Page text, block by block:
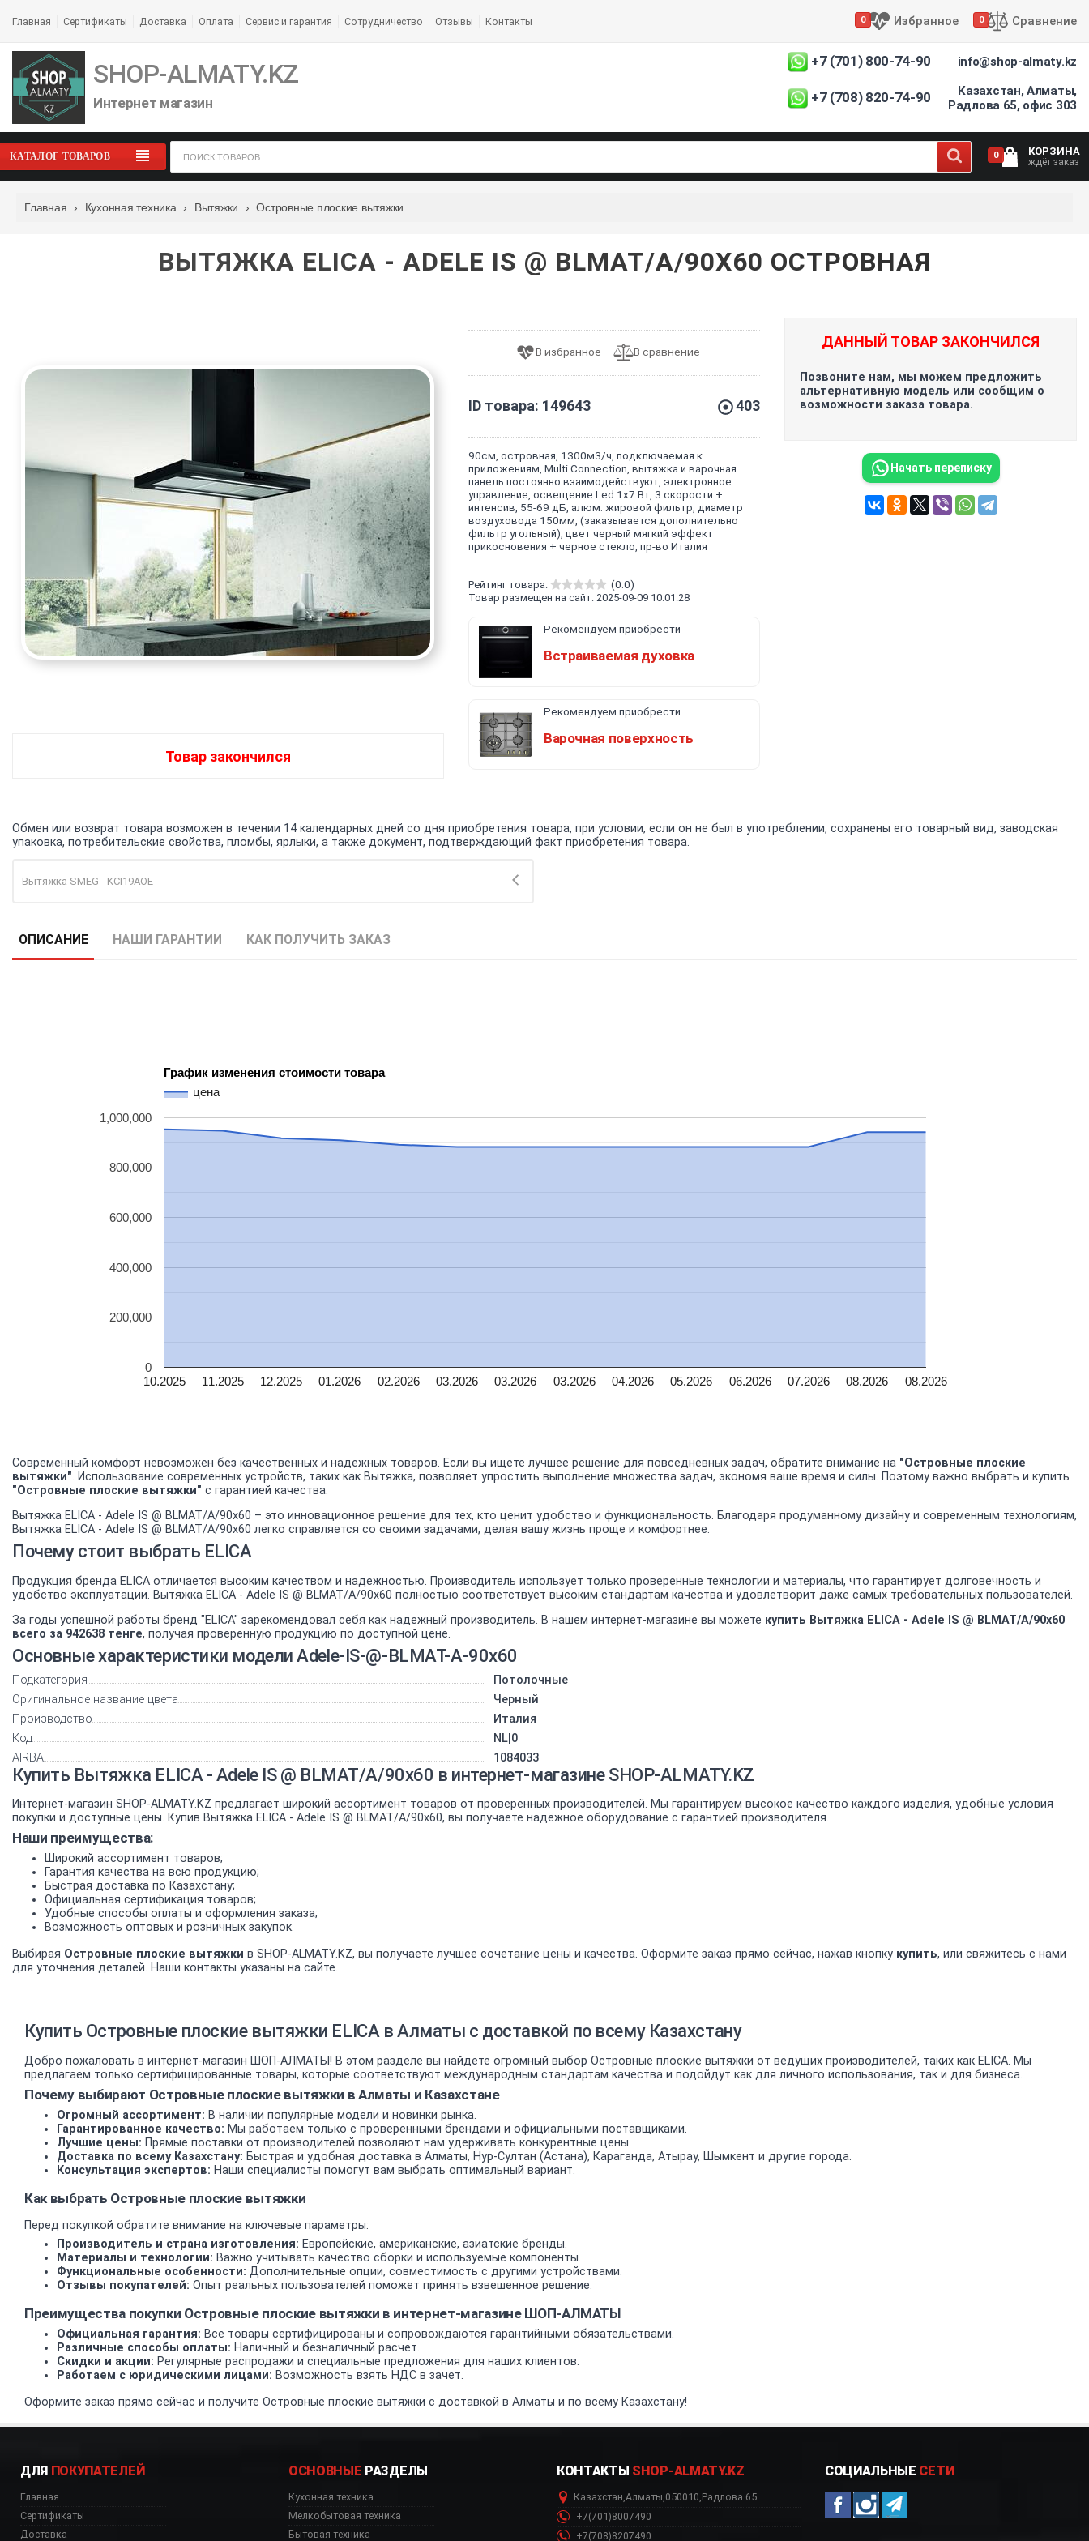
Главная Сертификаты Доставка Оплата Сервис и гарантия Сотрудничество Отзывы Контакты 0 Избранное 0 Сравнение
SHOP-ALMATY.KZ
Интернет магазин
+7 (701) 800-74-90
+7 (708) 820-74-90
info@shop-almaty.kz
Казахстан, Алматы,
Радлова 65, офис 303
КАТАЛОГ ТОВАРОВ 0 КОРЗИНА
ждёт заказ
Главная › Кухонная техника › Вытяжки › Островные плоские вытяжки
ВЫТЯЖКА ELICA - ADELE IS @ BLMAT/A/90X60 ОСТРОВНАЯ
Товар закончился
ID товара: 149643 403
90см, островная, 1300м3/ч, подключаемая к
приложениям, Multi Connection, вытяжка и варочная
панель постоянно взаимодействуют, электронное
управление, освещение Led 1x7 Вт, 3 скорости +
интенсив, 55-69 дБ, алюм. жировой фильтр, диаметр
воздуховода 150мм, (заказывается дополнительно
фильтр угольный), цвет черный мягкий эффект
прикосновения + черное стекло, пр-во Италия
Рейтинг товара:
(0.0)
Товар размещен на сайт: 2025-09-09 10:01:28
Рекомендуем приобрести
Встраиваемая духовка
Рекомендуем приобрести
Варочная поверхность
ДАННЫЙ ТОВАР ЗАКОНЧИЛСЯ
Позвоните нам, мы можем предложить
альтернативную модель или сообщим о
возможности заказа товара.
Начать переписку
Обмен или возврат товара возможен в течении 14 календарных дней со дня приобретения товара, при условии, если он не был в употреблении, сохранены его товарный вид, заводская
упаковка, потребительские свойства, пломбы, ярлыки, а также документ, подтверждающий факт приобретения товара.
Вытяжка SMEG - KCI19AOE
ОПИСАНИЕ НАШИ ГАРАНТИИ КАК ПОЛУЧИТЬ ЗАКАЗ
График изменения стоимости товара
цена
10.2025 11.2025 12.2025 01.2026 02.2026 03.2026 03.2026 03.2026 04.2026 05.2026 06.2026 07.2026 08.2026 08.2026
0
200,000
400,000
600,000
800,000
1,000,000
Современный комфорт невозможен без качественных и надежных товаров. Если вы ищете лучшее решение для повседневных задач, обратите внимание на "Островные плоские
вытяжки". Использование современных устройств, таких как Вытяжка, позволяет упростить выполнение множества задач, экономя ваше время и силы. Поэтому важно выбрать и купить
"Островные плоские вытяжки" с гарантией качества.
Вытяжка ELICA - Adele IS @ BLMAT/A/90x60 – это инновационное решение для тех, кто ценит удобство и функциональность. Благодаря продуманному дизайну и современным технологиям,
Вытяжка ELICA - Adele IS @ BLMAT/A/90x60 легко справляется со своими задачами, делая вашу жизнь проще и комфортнее.
Почему стоит выбрать ELICA
Продукция бренда ELICA отличается высоким качеством и надежностью. Производитель использует только проверенные технологии и материалы, что гарантирует долговечность и
удобство эксплуатации. Вытяжка ELICA - Adele IS @ BLMAT/A/90x60 полностью соответствует высоким стандартам качества и удовлетворит даже самых требовательных пользователей.
За годы успешной работы бренд "ELICA" зарекомендовал себя как надежный производитель. В нашем интернет-магазине вы можете купить Вытяжка ELICA - Adele IS @ BLMAT/A/90x60
всего за 942638 тенге, получая проверенную продукцию по доступной цене.
Основные характеристики модели Adele-IS-@-BLMAT-A-90x60
Подкатегория
Потолочные
Оригинальное название цвета
Черный
Производство
Италия
Код
NL|0
AIRBA
1084033
Купить Вытяжка ELICA - Adele IS @ BLMAT/A/90x60 в интернет-магазине SHOP-ALMATY.KZ
Интернет-магазин SHOP-ALMATY.KZ предлагает широкий ассортимент товаров от проверенных производителей. Мы гарантируем высокое качество каждого изделия, удобные условия
покупки и доступные цены. Купив Вытяжка ELICA - Adele IS @ BLMAT/A/90x60, вы получаете надёжное оборудование с гарантией производителя.
Наши преимущества:
Широкий ассортимент товаров;
Гарантия качества на всю продукцию;
Быстрая доставка по Казахстану;
Официальная сертификация товаров;
Удобные способы оплаты и оформления заказа;
Возможность оптовых и розничных закупок.
Выбирая Островные плоские вытяжки в SHOP-ALMATY.KZ, вы получаете лучшее сочетание цены и качества. Оформите заказ прямо сейчас, нажав кнопку купить, или свяжитесь с нами
для уточнения деталей. Наши контакты указаны на сайте.
Купить Островные плоские вытяжки ELICA в Алматы с доставкой по всему Казахстану
Добро пожаловать в интернет-магазин ШОП-АЛМАТЫ! В этом разделе вы найдете огромный выбор Островные плоские вытяжки от ведущих производителей, таких как ELICA. Мы
предлагаем только сертифицированные товары, которые соответствуют международным стандартам качества и подойдут как для личного использования, так и для бизнеса.
Почему выбирают Островные плоские вытяжки в Алматы и Казахстане
Огромный ассортимент: В наличии популярные модели и новинки рынка.
Гарантированное качество: Мы работаем только с проверенными брендами и официальными поставщиками.
Лучшие цены: Прямые поставки от производителей позволяют нам удерживать конкурентные цены.
Доставка по всему Казахстану: Быстрая и удобная доставка в Алматы, Нур-Султан (Астана), Караганда, Атырау, Шымкент и другие города.
Консультация экспертов: Наши специалисты помогут вам выбрать оптимальный вариант.
Как выбрать Островные плоские вытяжки
Перед покупкой обратите внимание на ключевые параметры:
Производитель и страна изготовления: Европейские, американские, азиатские бренды.
Материалы и технологии: Важно учитывать качество сборки и используемые компоненты.
Функциональные особенности: Дополнительные опции, совместимость с другими устройствами.
Отзывы покупателей: Опыт реальных пользователей поможет принять взвешенное решение.
Преимущества покупки Островные плоские вытяжки в интернет-магазине ШОП-АЛМАТЫ
Официальная гарантия: Все товары сертифицированы и сопровождаются гарантийными обязательствами.
Различные способы оплаты: Наличный и безналичный расчет.
Скидки и акции: Регулярные распродажи и специальные предложения для наших клиентов.
Работаем с юридическими лицами: Возможность взять НДС в зачет.
Оформите заказ прямо сейчас и получите Островные плоские вытяжки с доставкой в Алматы и по всему Казахстану!
ДЛЯ ПОКУПАТЕЛЕЙ
Главная
Сертификаты
Доставка
ОСНОВНЫЕ РАЗДЕЛЫ
Кухонная техника
Мелкобытовая техника
Бытовая техника
КОНТАКТЫ SHOP-ALMATY.KZ
Казахстан,Алматы,050010,Радлова 65
+7(701)8007490
+7(708)8207490
СОЦИАЛЬНЫЕ СЕТИ